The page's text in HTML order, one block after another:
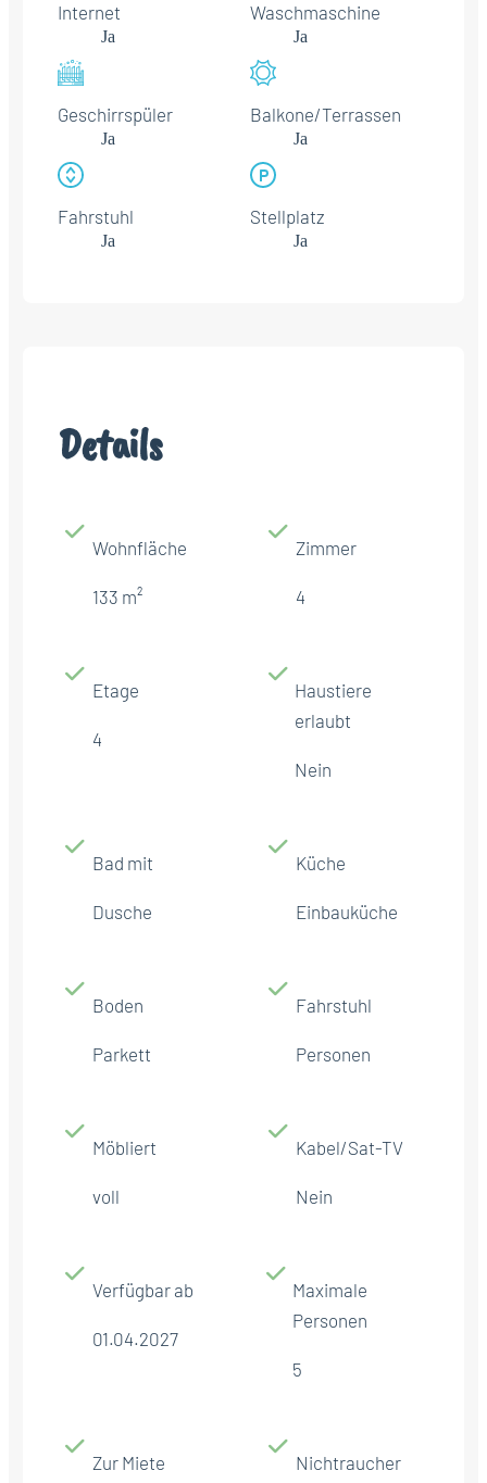
Internet
Ja
Waschmaschine
Ja
Geschirrspüler
Ja
Balkone/Terrassen
Ja
Fahrstuhl
Ja
Stellplatz
Ja
Details
Wohnfläche
133 m²
Zimmer
4
Etage
4
Haustiere
erlaubt
Nein
Bad mit
Dusche
Küche
Einbauküche
Boden
Parkett
Fahrstuhl
Personen
Möbliert
voll
Kabel/Sat-TV
Nein
Verfügbar ab
01.04.2027
Maximale
Personen
5
Zur Miete Nichtraucher